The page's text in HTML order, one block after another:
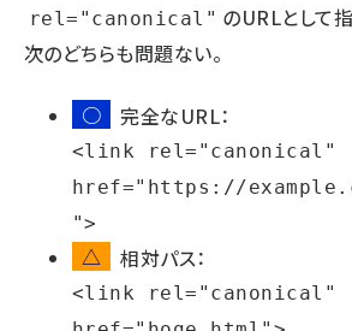
rel="canonical" のURLとして
次のどちらも問題ない。
○ 完全なURL：
<link rel="canonical"
href="https://
">
△ 相対パス：
<link rel="canonical"